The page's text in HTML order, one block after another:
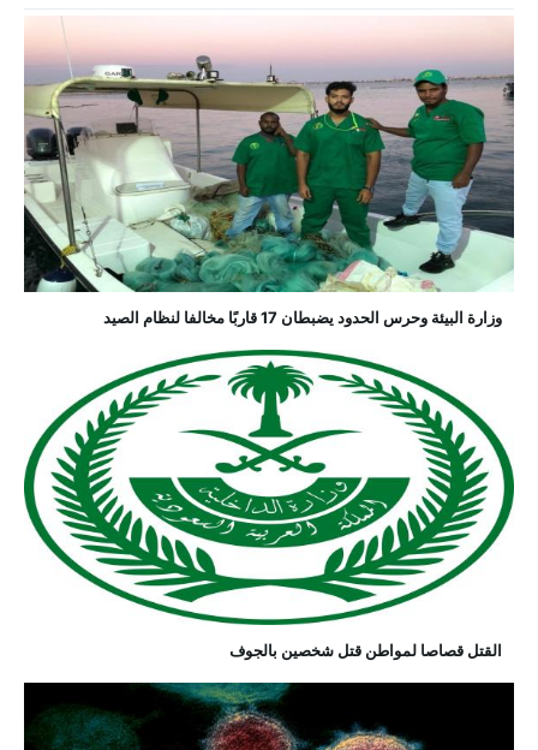
وزارة البيئة وحرس الحدود يضبطان 17 قاربًا مخالفا لنظام الصيد
القتل قصاصا لمواطن قتل شخصين بالجوف